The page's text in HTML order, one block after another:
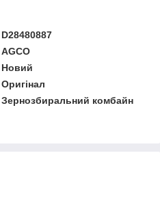
D28480887
AGCO
Новий
Оригінал
Зернозбиральний комбайн